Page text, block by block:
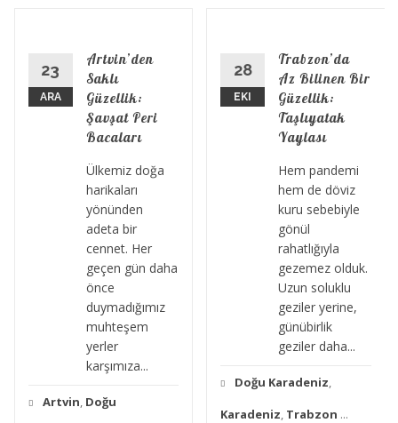
23
ARA
Artvin’den
Saklı
Güzellik:
Şavşat Peri
Bacaları
Ülkemiz doğa
harikaları
yönünden
adeta bir
cennet. Her
geçen gün daha
önce
duymadığımız
muhteşem
yerler
karşımıza...
Artvin, Doğu
28
EKI
Trabzon’da
Az Bilinen Bir
Güzellik:
Taşlıyatak
Yaylası
Hem pandemi
hem de döviz
kuru sebebiyle
gönül
rahatlığıyla
gezemez olduk.
Uzun soluklu
geziler yerine,
günübirlik
geziler daha...
Doğu Karadeniz,
Karadeniz, Trabzon ...